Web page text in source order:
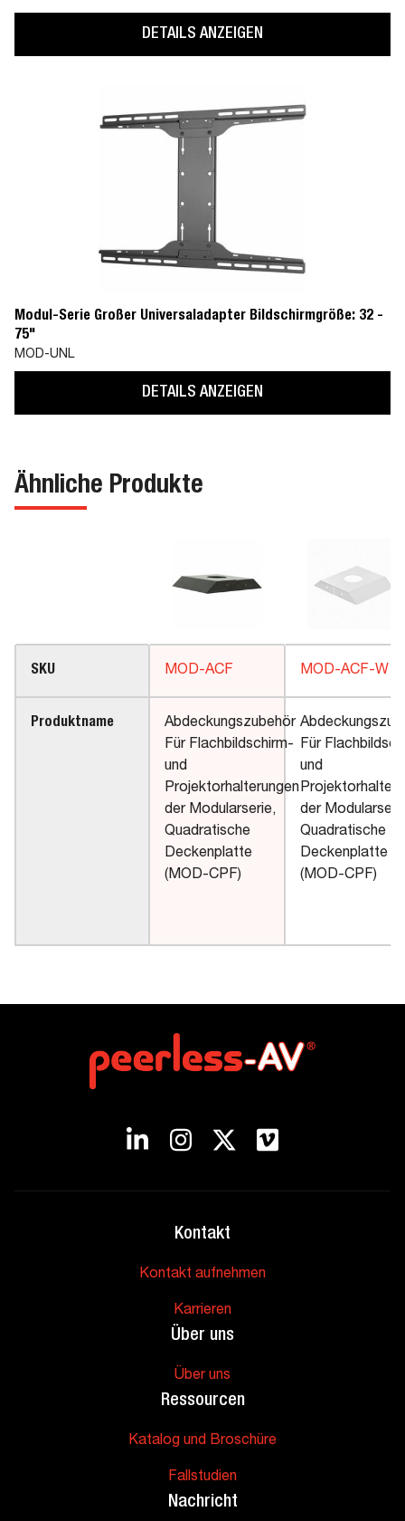
DETAILS ANZEIGEN
Modul-Serie Großer Universaladapter Bildschirmgröße: 32 -
75"
MOD-UNL
DETAILS ANZEIGEN
Ähnliche Produkte
SKU MOD-ACF MOD-ACF-W
Produktname
Abdeckungszubehör
Für Flachbildschirm-
und
Projektorhalterungen
der Modularserie,
Quadratische
Deckenplatte
(MOD-CPF)
Für
und
der
Quadratische
Deckenplatte
(MOD-CPF)
Kontakt
Kontakt aufnehmen
Karrieren
Über uns
Über uns
Ressourcen
Katalog und Broschüre
Fallstudien
Nachricht